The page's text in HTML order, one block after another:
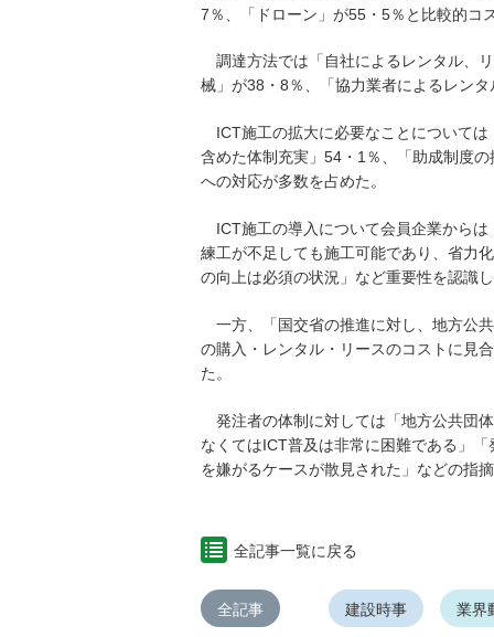
7％、「ドローン」が55・5％と比較的コ
調達方法では「自社によるレンタル、
械」が38・8％、「協力業者によるレン
ICT施工の拡大に必要なことについては
含めた体制充実」54・1％、「助成制度
への対応が多数を占めた。
ICT施工の導入について会員企業からは
練工が不足しても施工可能であり、省力
の向上は必須の状況」など重要性を認識
一方、「国交省の推進に対し、地方公
の購入・レンタル・リースのコストに見
た。
発注者の体制に対しては「地方公共団
なくてはICT普及は非常に困難である」
を嫌がるケースが散見された」などの指摘
全記事一覧に戻る
全記事 建設時事 業界